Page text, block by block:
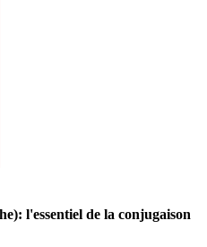
l'essentiel de la conjugaison